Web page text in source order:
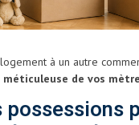
logement à un autre
méticuleuse de vos
possessions